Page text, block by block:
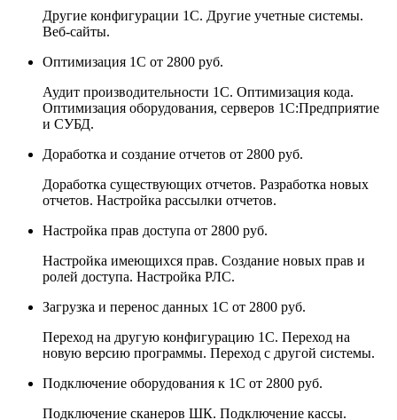
Другие конфигурации 1С. Другие учетные системы.
Веб-сайты.
Оптимизация 1С от 2800 руб.
Аудит производительности 1С. Оптимизация кода.
Оптимизация оборудования, серверов 1С:Предприятие
и СУБД.
Доработка и создание отчетов от 2800 руб.
Доработка существующих отчетов. Разработка новых
отчетов. Настройка рассылки отчетов.
Настройка прав доступа от 2800 руб.
Настройка имеющихся прав. Создание новых прав и
ролей доступа. Настройка РЛС.
Загрузка и перенос данных 1С от 2800 руб.
Переход на другую конфигурацию 1С. Переход на
новую версию программы. Переход с другой системы.
Подключение оборудования к 1С от 2800 руб.
Подключение сканеров ШК. Подключение кассы.